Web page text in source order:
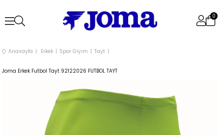
0
Anasayfa Erkek Spor Giyim Tayt
Joma Erkek Futbol Tayt 92122026 FUTBOL TAYT